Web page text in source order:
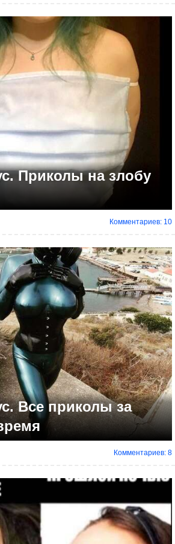
Приколы на злобу
Комментариев: 10
Все приколы за
Комментариев: 8